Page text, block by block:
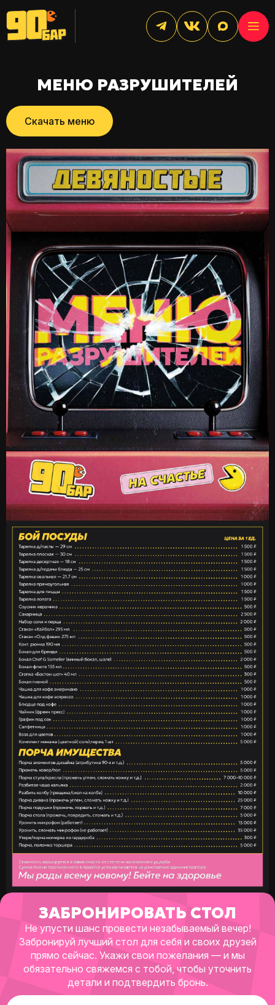
МЕНЮ РАЗРУШИТЕЛЕЙ
Скачать меню
ЗАБРОНИРОВАТЬ СТОЛ
Не упусти шанс провести незабываемый вечер!
Забронируй лучший стол для себя и своих друзей
прямо сейчас. Укажи свои пожелания — и мы
обязательно свяжемся с тобой, чтобы уточнить
детали и подтвердить бронь.